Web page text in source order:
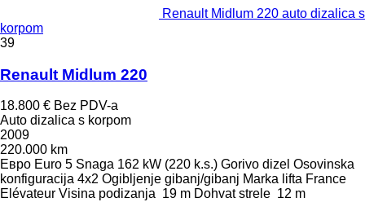
Renault Midlum 220 auto dizalica s
korpom
39
Renault Midlum 220
18.800 € Bez PDV-a
Auto dizalica s korpom
2009
220.000 km
Евро Euro 5 Snaga 162 kW (220 k.s.) Gorivo dizel Osovinska
konfiguracija 4x2 Ogibljenje gibanj/gibanj Marka lifta France
Elévateur Visina podizanja 19 m Dohvat strele 12 m